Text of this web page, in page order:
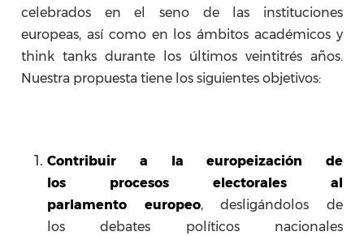
celebrados en el seno de las instituciones
europeas, así como en los ámbitos académicos y
think tanks durante los últimos veintitrés años.
Nuestra propuesta tiene los siguientes objetivos:
Contribuir a la europeización de
los procesos electorales al
parlamento europeo, desligándolos de
los debates políticos nacionales